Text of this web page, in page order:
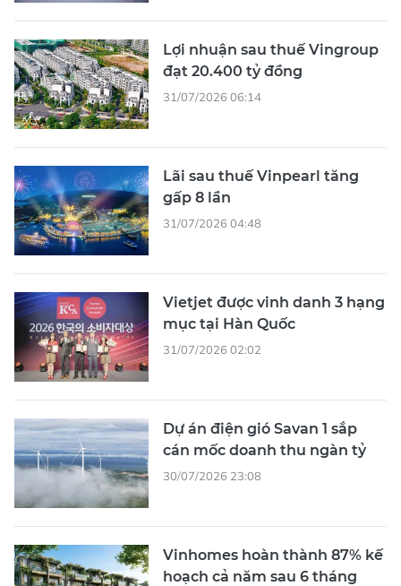
Lợi nhuận sau thuế Vingroup
đạt 20.400 tỷ đồng
31/07/2026 06:14
Lãi sau thuế Vinpearl tăng
gấp 8 lần
31/07/2026 04:48
Vietjet được vinh danh 3 hạng
mục tại Hàn Quốc
31/07/2026 02:02
Dự án điện gió Savan 1 sắp
cán mốc doanh thu ngàn tỷ
30/07/2026 23:08
Vinhomes hoàn thành 87% kế
hoạch cả năm sau 6 tháng